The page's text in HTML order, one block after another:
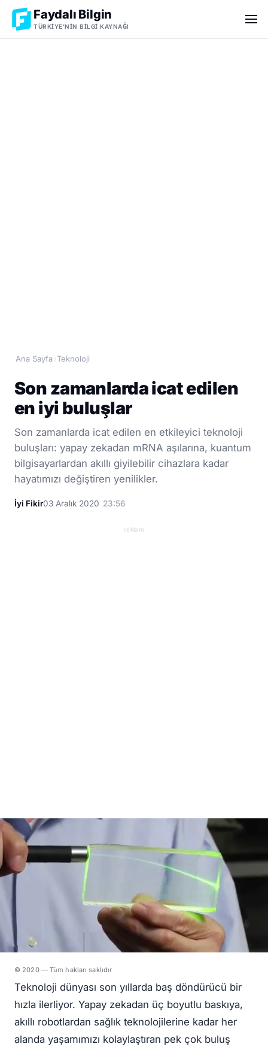
Faydalı Bilgin
TÜRKIYE'NIN BILGI KAYNAĞI
Ana Sayfa ›Teknoloji
Son zamanlarda icat edilen
en iyi buluşlar
Son zamanlarda icat edilen en etkileyici teknoloji
buluşları: yapay zekadan mRNA aşılarına, kuantum
bilgisayarlardan akıllı giyilebilir cihazlara kadar
hayatımızı değiştiren yenilikler.
İyi Fikir03 Aralık 2020 23:56
reklam
© 2020 — Tüm hakları saklıdır
Teknoloji dünyası son yıllarda baş döndürücü bir
hızla ilerliyor. Yapay zekadan üç boyutlu baskıya,
akıllı robotlardan sağlık teknolojilerine kadar her
alanda yaşamımızı kolaylaştıran pek çok buluş